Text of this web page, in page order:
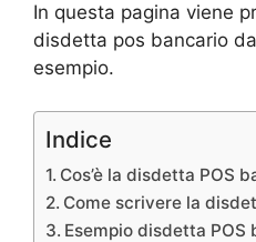
In questa pagina viene
disdetta pos bancario
esempio.
Indice
Cos’è la disdetta POS
Come scrivere la
Esempio disdetta POS